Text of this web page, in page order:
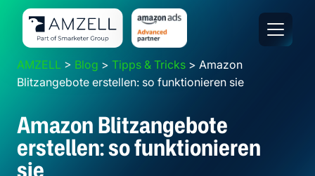
Navigation
Hauptbereich
Footer / Weitere Informationen
AMZELL > Blog > Tipps & Tricks > Amazon
Blitzangebote erstellen: so funktionieren sie
Amazon Blitzangebote
erstellen: so funktionieren
sie